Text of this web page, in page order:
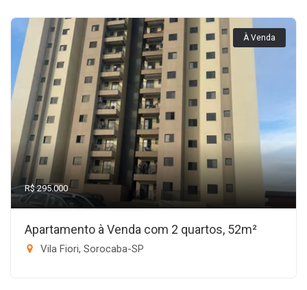
À Venda
R$ 295.000
Apartamento à Venda com 2 quartos, 52m²
Vila Fiori, Sorocaba-SP